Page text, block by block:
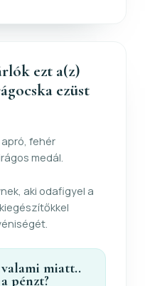
ezt a(z)
ezüst
fehér
medál.
aki odafigyel a
miatt..
pénzt?